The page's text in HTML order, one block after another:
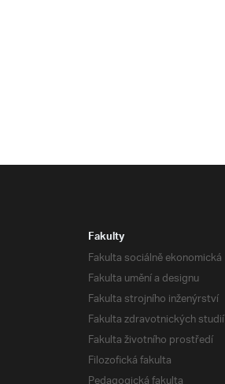
Fakulty
Fakulta sociálně ekonomická
Fakulta umění a designu
Fakulta strojního inženýrství
Fakulta zdravotnických studií
Fakulta životního prostředí
Filozofická fakulta